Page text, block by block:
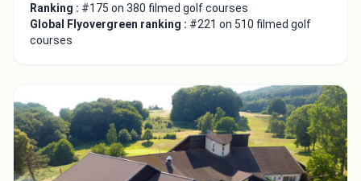
Ranking : #175 on 380 filmed golf courses
Global Flyovergreen ranking : #221 on 510 filmed golf
courses